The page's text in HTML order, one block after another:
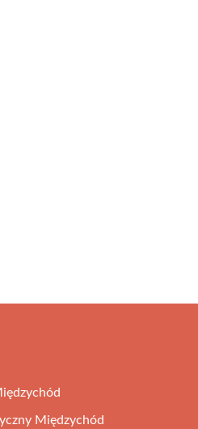
Międzychód